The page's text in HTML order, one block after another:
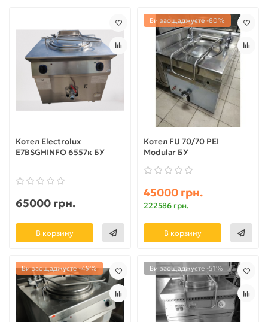
Котел Electrolux
E7BSGHINFO 6557к БУ
65000 грн.
В корзину
Ви заощаджуєте -80%
Котел FU 70/70 PEI
Modular БУ
45000 грн.
222586 грн.
В корзину
Ви заощаджуєте -49% Ви заощаджуєте -51%